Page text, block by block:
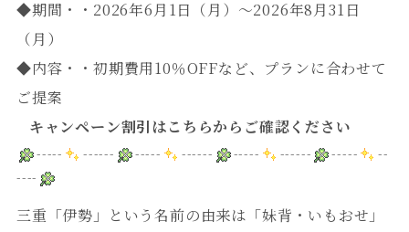
◆期間・・2026年6月1日（月）～2026年8月31日
（月）
◆内容・・初期費用10％OFFなど、プランに合わせて
ご提案
キャンペーン割引はこちらからご確認ください
----- ------ ----- ------ ----- ------ -----
--
----
三重「伊勢」という名前の由来は「妹背・いもおせ」